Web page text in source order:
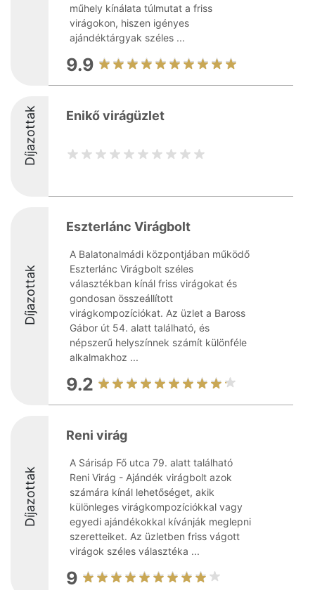
műhely kínálata túlmutat a friss
virágokon, hiszen igényes
ajándéktárgyak széles ...
9.9
Díjazottak Enikő virágüzlet
Díjazottak
Eszterlánc Virágbolt
A Balatonalmádi központjában működő
Eszterlánc Virágbolt széles
választékban kínál friss virágokat és
gondosan összeállított
virágkompozíciókat. Az üzlet a Baross
Gábor út 54. alatt található, és
népszerű helyszínnek számít különféle
alkalmakhoz ...
9.2
Díjazottak
Reni virág
A Sárisáp Fő utca 79. alatt található
Reni Virág - Ajándék virágbolt azok
számára kínál lehetőséget, akik
különleges virágkompozíciókkal vagy
egyedi ajándékokkal kívánják meglepni
szeretteiket. Az üzletben friss vágott
virágok széles választéka ...
9